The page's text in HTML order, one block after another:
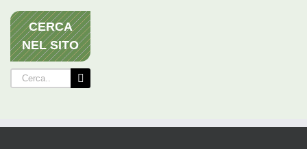
CERCA
NEL SITO
Cerca
per: